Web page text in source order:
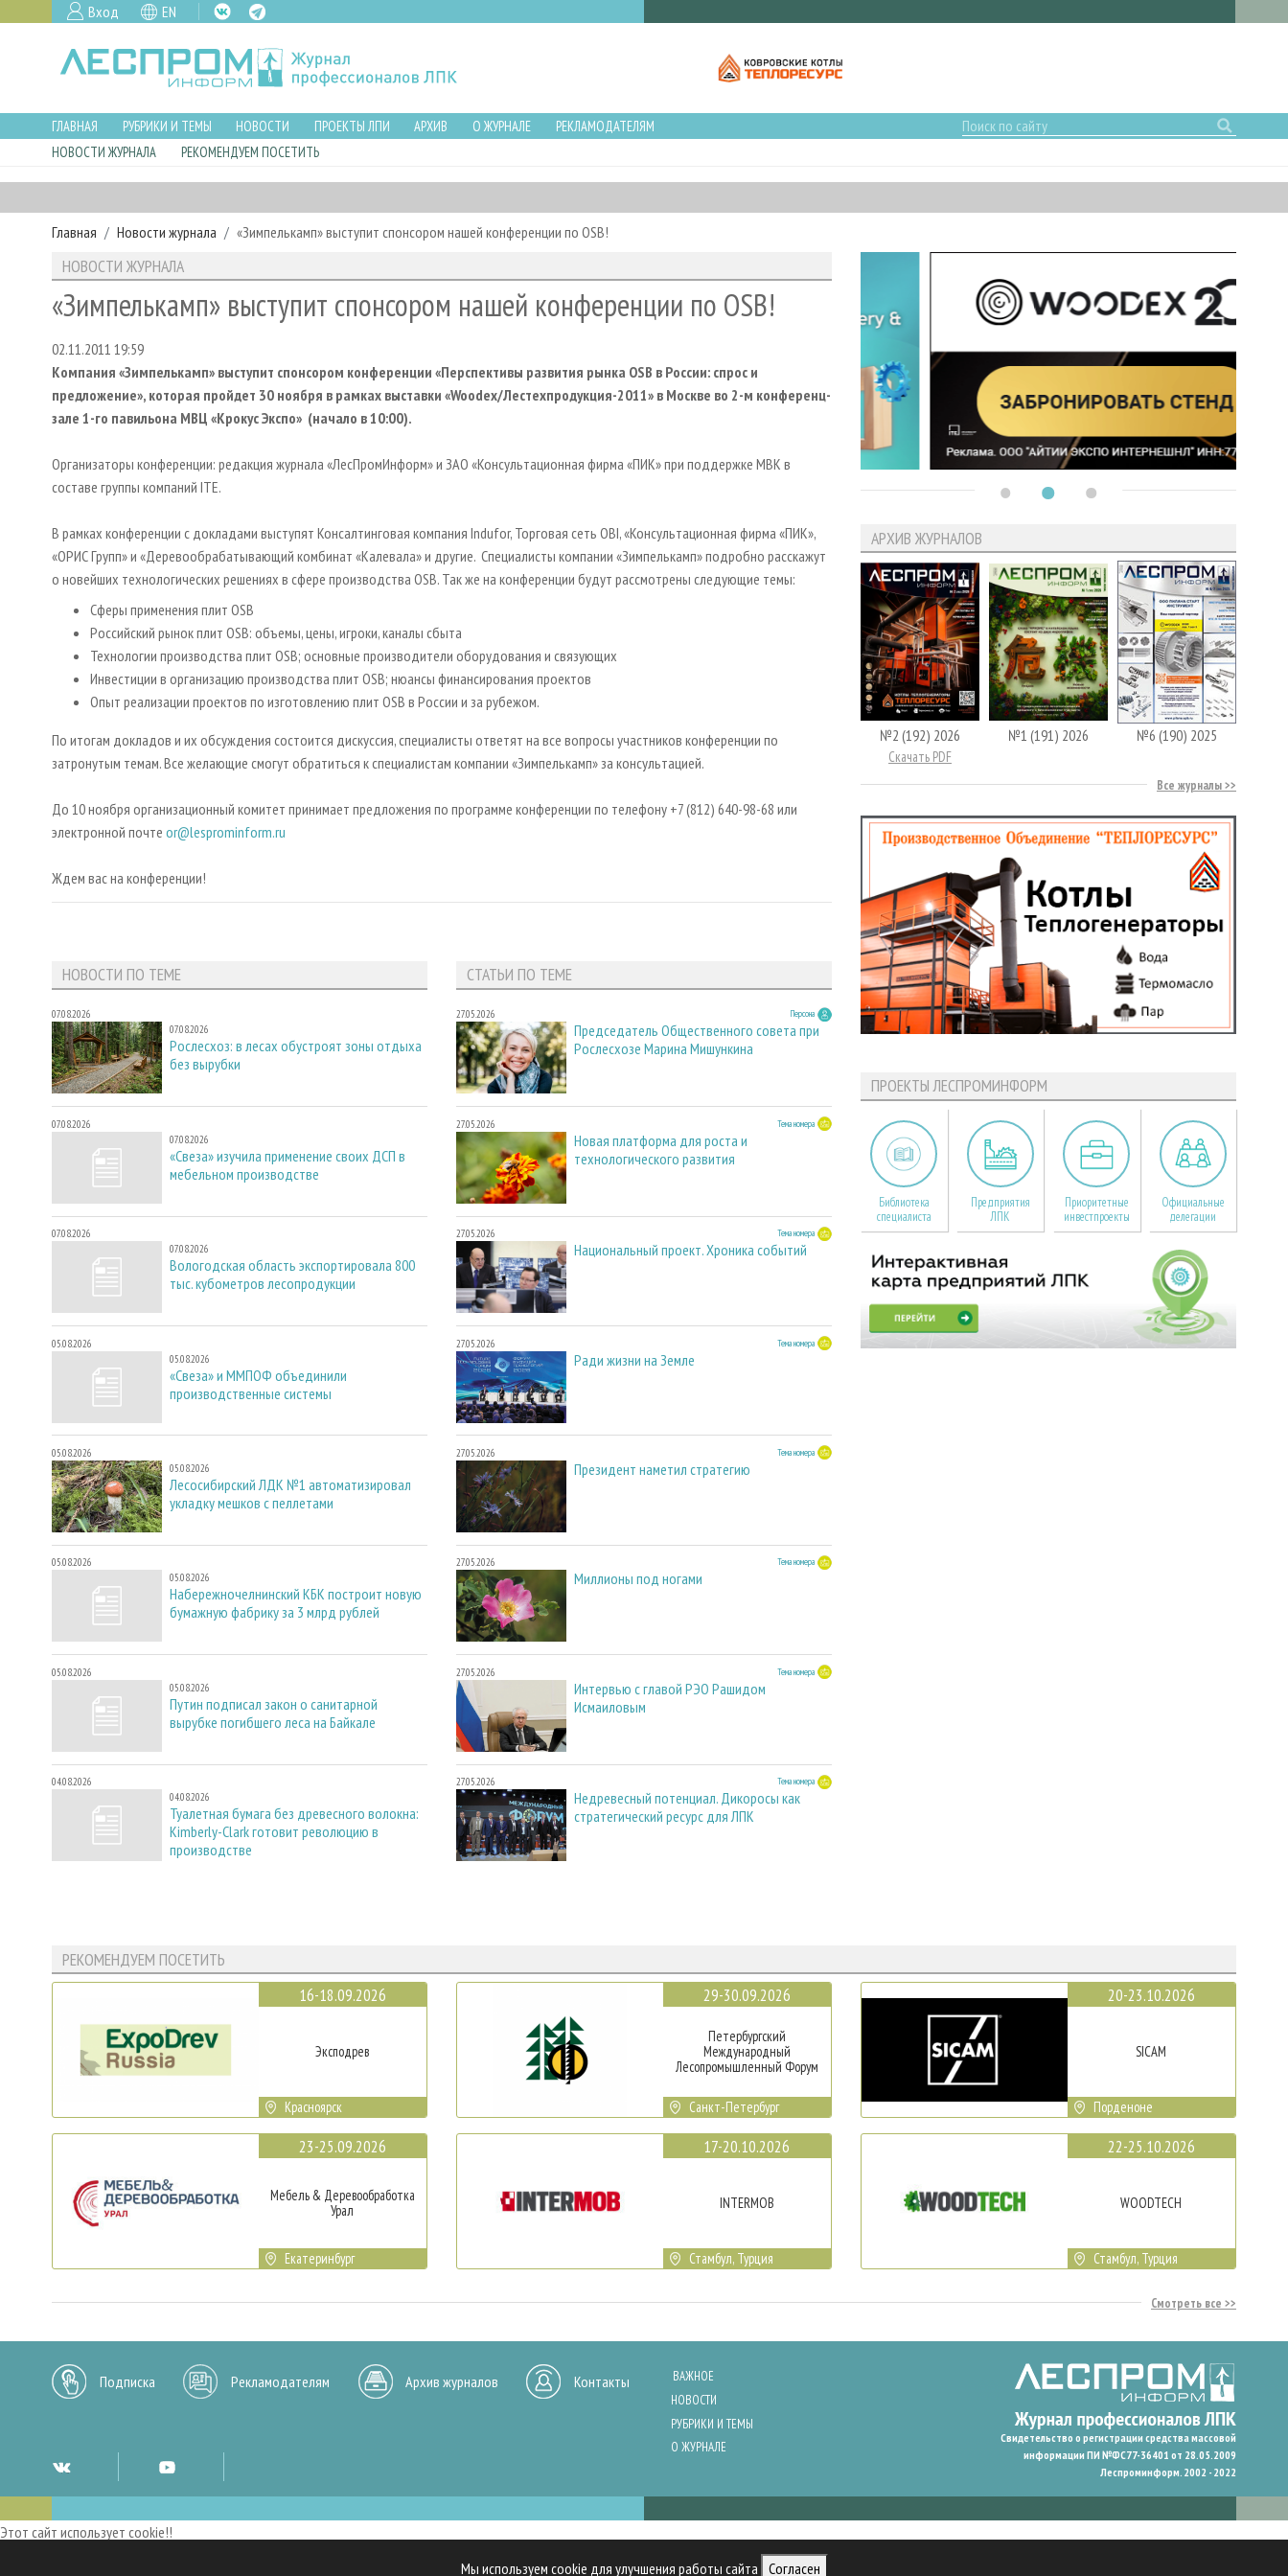
Вход EN
Мы используем cookie для улучшения работы сайта Согласен
ГЛАВНАЯ РУБРИКИ И ТЕМЫ НОВОСТИ ПРОЕКТЫ ЛПИ АРХИВ О ЖУРНАЛЕ
РЕКЛАМОДАТЕЛЯМ
НОВОСТИ ЖУРНАЛА
РЕКОМЕНДУЕМ ПОСЕТИТЬ
Главная Новости журнала «Зимпелькамп» выступит спонсором нашей конференции по OSB!
НОВОСТИ ЖУРНАЛА
«Зимпелькамп» выступит спонсором нашей конференции по OSB!
02.11.2011 19:59
Компания «Зимпелькамп» выступит спонсором конференции «Перспективы развития рынка OSB в России: спрос и
предложение», которая пройдет 30 ноября в рамках выставки «Woodex/Лестехпродукция-2011» в Москве во 2-м конференц-
зале 1-го павильона МВЦ «Крокус Экспо» (начало в 10:00).
Организаторы конференции: редакция журнала «ЛесПромИнформ» и ЗАО «Консультационная фирма «ПИК» при поддержке МВК в
составе группы компаний ITE.
В рамках конференции с докладами выступят Консалтинговая компания Indufor, Торговая сеть OBI, «Консультационная фирма «ПИК»,
«ОРИС Групп» и «Деревообрабатывающий комбинат «Калевала» и другие. Специалисты компании «Зимпелькамп» подробно расскажут
о новейших технологических решениях в сфере производства OSB. Так же на конференции будут рассмотрены следующие темы:
Сферы применения плит OSB
Российский рынок плит OSB: объемы, цены, игроки, каналы сбыта
Технологии производства плит OSB; основные производители оборудования и связующих
Инвестиции в организацию производства плит OSB; нюансы финансирования проектов
Опыт реализации проектов по изготовлению плит OSB в России и за рубежом.
По итогам докладов и их обсуждения состоится дискуссия, специалисты ответят на все вопросы участников конференции по
затронутым темам. Все желающие смогут обратиться к специалистам компании «Зимпелькамп» за консультацией.
До 10 ноября организационный комитет принимает предложения по программе конференции по телефону +7 (812) 640-98-68 или
электронной почте or@lesprominform.ru
Ждем вас на конференции!
НОВОСТИ ПО ТЕМЕ
07.08.2026
07.08.2026
Рослесхоз: в лесах обустроят зоны отдыха
без вырубки
07.08.2026
07.08.2026
«Свеза» изучила применение своих ДСП в
мебельном производстве
07.08.2026
07.08.2026
Вологодская область экспортировала 800
тыс. кубометров лесопродукции
05.08.2026
05.08.2026
«Свеза» и ММПОФ объединили
производственные системы
05.08.2026
05.08.2026
Лесосибирский ЛДК №1 автоматизировал
укладку мешков с пеллетами
05.08.2026
05.08.2026
Набережночелнинский КБК построит новую
бумажную фабрику за 3 млрд рублей
05.08.2026
05.08.2026
Путин подписал закон о санитарной
вырубке погибшего леса на Байкале
04.08.2026
04.08.2026
Туалетная бумага без древесного волокна:
Kimberly-Clark готовит революцию в
производстве
СТАТЬИ ПО ТЕМЕ
27.05.2026 Персона
Председатель Общественного совета при
Рослесхозе Марина Мишункина
27.05.2026 Тема номера
Новая платформа для роста и
технологического развития
27.05.2026 Тема номера
Национальный проект. Хроника событий
27.05.2026 Тема номера
Ради жизни на Земле
27.05.2026 Тема номера
Президент наметил стратегию
27.05.2026 Тема номера
Миллионы под ногами
27.05.2026 Тема номера
Интервью с главой РЭО Рашидом
Исмаиловым
27.05.2026 Тема номера
Недревесный потенциал. Дикоросы как
стратегический ресурс для ЛПК
АРХИВ ЖУРНАЛОВ
№2 (192) 2026
Скачать PDF
№1 (191) 2026 №6 (190) 2025
Все журналы
ПРОЕКТЫ ЛЕСПРОМИНФОРМ
Библиотека
специалиста
Предприятия
ЛПК
Приоритетные
инвестпроекты
Официальные
делегации
РЕКОМЕНДУЕМ ПОСЕТИТЬ
16-18.09.2026
Эксподрев
Красноярск
23-25.09.2026
Мебель & Деревообработка
Урал
Екатеринбург
29-30.09.2026
Петербургский
Международный
Лесопромышленный Форум
Санкт-Петербург
17-20.10.2026
INTERMOB
Стамбул, Турция
20-23.10.2026
SICAM
Порденоне
22-25.10.2026
WOODTECH
Стамбул, Турция
Смотреть все
Подписка Рекламодателям Архив журналов Контакты
ВАЖНОЕ
НОВОСТИ
РУБРИКИ И ТЕМЫ
О ЖУРНАЛЕ
Свидетельство о регистрации средства массовой
информации ПИ №ФС77-36401 от 28.05.2009
Леспроминформ. 2002 - 2022
Этот сайт использует cookie!!
Мы используем cookies и аналогичные технологии для улучшения работы нашего сайта, анализа трафика и персонализации контента. Cookies помогают нам запомнить ваши предпочтения и улучшить пользовательский